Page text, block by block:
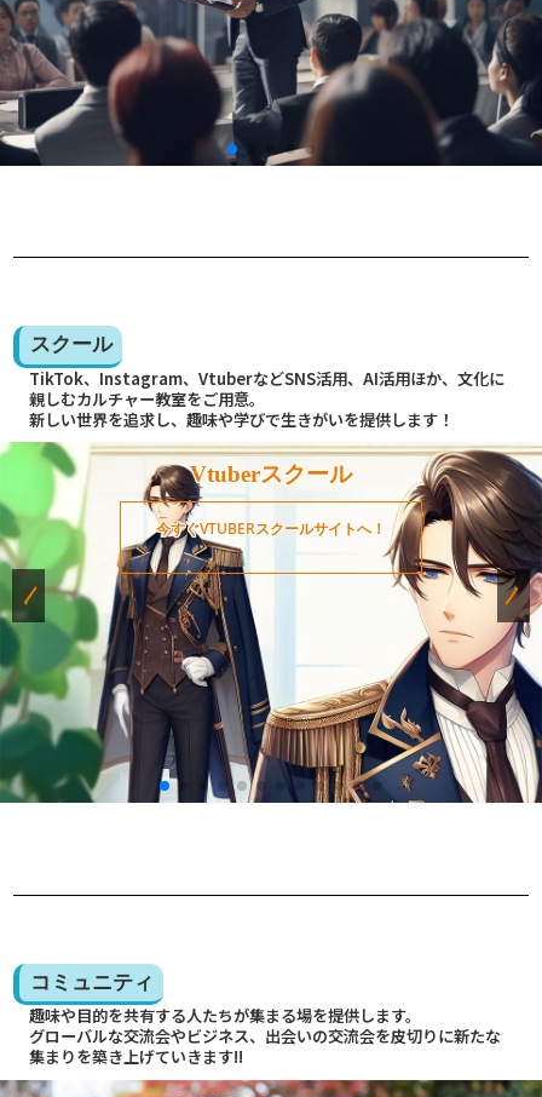
スクール
TikTok、Instagram、VtuberなどSNS活用、AI活用ほか、文化に
親しむカルチャー教室をご用意。
新しい世界を追求し、趣味や学びで生きがいを提供します！
Vtuberスクール
今すぐVTUBERスクールサイトへ！
コミュニティ
趣味や目的を共有する人たちが集まる場を提供します。
グローバルな交流会やビジネス、出会いの交流会を皮切りに新たな
集まりを築き上げていきます!!